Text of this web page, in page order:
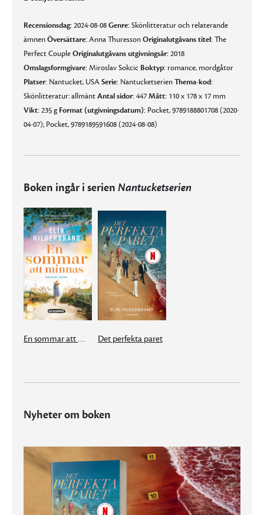
Recensionsdag:2024-08-08Genre:Skönlitteratur och relaterande
ämnenÖversättare:Anna ThuressonOriginalutgåvans titel:The
Perfect CoupleOriginalutgåvans utgivningsår:2018
Omslagsformgivare:Miroslav Sokcic Boktyp:romance, mordgåtor
Platser: Nantucket, USASerie: NantucketserienThema-kod:
Skönlitteratur: allmäntAntal sidor:447Mått: 110 x 178 x 17 mm
Vikt:235 g Format (utgivningsdatum): Pocket, 9789188801708 (2020-
04-07); Pocket, 9789189591608 (2024-08-08)
Boken ingår i serien Nantucketserien
En sommar att minnas Det perfekta paret
Nyheter om boken